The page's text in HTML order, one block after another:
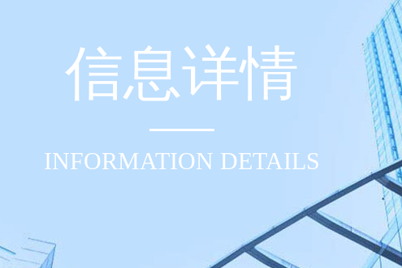
信息详情
INFORMATION DETAILS